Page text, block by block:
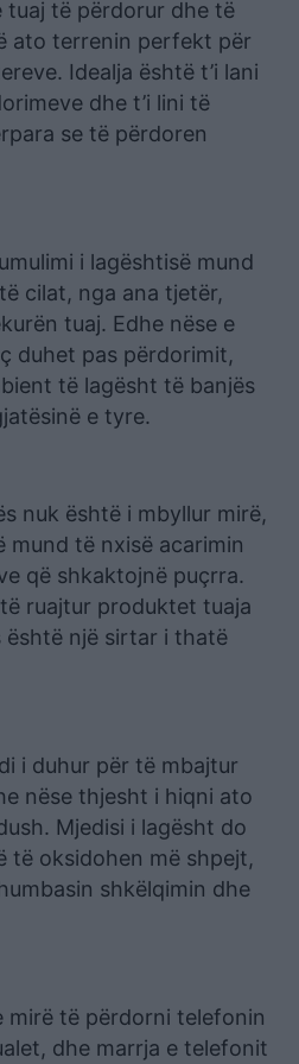
tuaj të përdorur dhe të
ato terrenin perfekt për
Idealja është t’i lani
dhe t’i lini të
se të përdoren
i lagështisë mund
cilat, nga ana tjetër,
tuaj. Edhe nëse e
duhet pas përdorimit,
të lagësht të banjës
e tyre.
nuk është i mbyllur mirë,
mund të nxisë acarimin
që shkaktojnë puçrra.
ruajtur produktet tuaja
është një sirtar i thatë
i duhur për të mbajtur
nëse thjesht i hiqni ato
Mjedisi i lagësht do
të oksidohen më shpejt,
shkëlqimin dhe
mirë të përdorni telefonin
dhe marrja e telefonit